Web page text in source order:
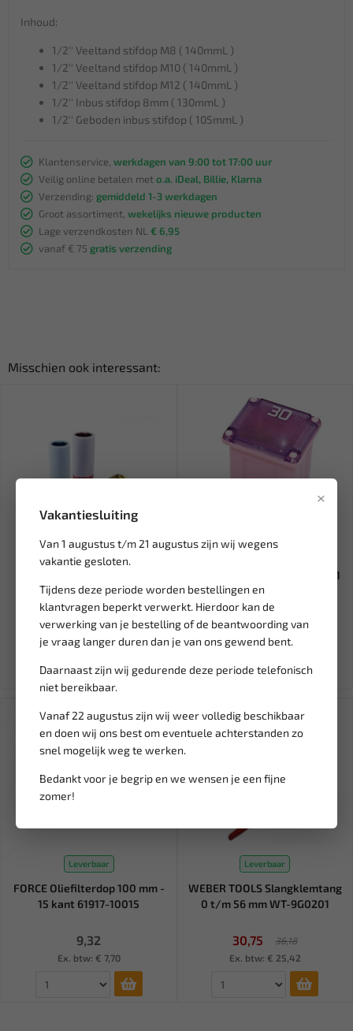
×
Vakantiesluiting
Van 1 augustus t/m 21 augustus zijn wij wegens
vakantie gesloten.
Tijdens deze periode worden bestellingen en
klantvragen beperkt verwerkt. Hierdoor kan de
verwerking van je bestelling of de beantwoording van
je vraag langer duren dan je van ons gewend bent.
Daarnaast zijn wij gedurende deze periode telefonisch
niet bereikbaar.
Vanaf 22 augustus zijn wij weer volledig beschikbaar
en doen wij ons best om eventuele achterstanden zo
snel mogelijk weg te werken.
Bedankt voor je begrip en we wensen je een fijne
zomer!
Inhoud:
1/2'' Veeltand stifdop M8 ( 140mmL )
1/2'' Veeltand stifdop M10 ( 140mmL )
1/2'' Veeltand stifdop M12 ( 140mmL )
1/2'' Inbus stifdop 8mm ( 130mmL )
1/2'' Geboden inbus stifdop ( 105mmL )
Klantenservice, werkdagen van 9:00 tot 17:00 uur
Veilig online betalen met o.a. iDeal, Billie, Klarna
Verzending: gemiddeld 1-3 werkdagen
Groot assortiment, wekelijks nieuwe producten
Lage verzendkosten NL € 6,95
vanaf € 75 gratis verzending
Misschien ook interessant:
Leverbaar
velg 24 mm (6-kant) 4458...
17,67
Ex. btw: € 14,60
Leverbaar
ZEKERING TYPE JAP JLP 30A (1
ST) BL-SL030JLP
5,74
Ex. btw: € 4,74
Leverbaar
FORCE Oliefilterdop 100 mm -
15 kant 61917-10015
9,32
Ex. btw: € 7,70
Leverbaar
WEBER TOOLS Slangklemtang
0 t/m 56 mm WT-9G0201
30,75
36,18
Ex. btw: € 25,42